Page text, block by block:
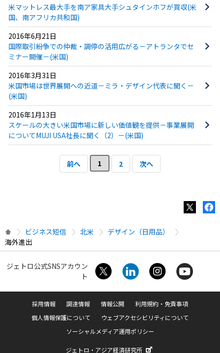
米マットレス最大手を南ア家具大手シュタインホフが買収(米
国、南アフリカ共和国)
2016年6月21日
国際取引紛争での仲裁・調停の活用広がる－アトランタでセ
ミナー開催－(米国)
2016年3月31日
米国市場は世界展開への近道－ミラ・デザイン代表に聞く－
(米国)
2016年1月13日
スケールの大きい米国市場に新しい価値観を提供－事業展開
についてMUJI USA社長に聞く（2）－(米国)
前へ 1 2 次へ
ビジネス短信 北米
デザイン（日用品）
海外進出
ジェトロ公式SNSアカウン
ト
採用情報 調達情報 情報公開
利用規約・免責事項
個人情報保護について
ウェブアクセシビリティについて
ソーシャルメディア運用ポリシー
ジェトロ・アジア経済研究所